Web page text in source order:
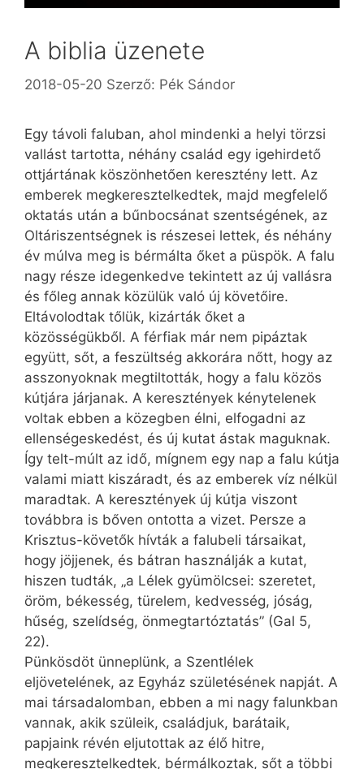
A biblia üzenete
2018-05-20 Szerző: Pék Sándor
Egy távoli faluban, ahol mindenki a helyi törzsi
vallást tartotta, néhány család egy igehirdető
ottjártának köszönhetően keresztény lett. Az
emberek megkeresztelkedtek, majd megfelelő
oktatás után a bűnbocsánat szentségének, az
Oltáriszentségnek is részesei lettek, és néhány
év múlva meg is bérmálta őket a püspök. A falu
nagy része idegenkedve tekintett az új vallásra
és főleg annak közülük való új követőire.
Eltávolodtak tőlük, kizárták őket a
közösségükből. A férfiak már nem pipáztak
együtt, sőt, a feszültség akkorára nőtt, hogy az
asszonyoknak megtiltották, hogy a falu közös
kútjára járjanak. A keresztények kénytelenek
voltak ebben a közegben élni, elfogadni az
ellenségeskedést, és új kutat ástak maguknak.
Így telt-múlt az idő, mígnem egy nap a falu kútja
valami miatt kiszáradt, és az emberek víz nélkül
maradtak. A keresztények új kútja viszont
továbbra is bőven ontotta a vizet. Persze a
Krisztus-követők hívták a falubeli társaikat,
hogy jöjjenek, és bátran használják a kutat,
hiszen tudták, „a Lélek gyümölcsei: szeretet,
öröm, békesség, türelem, kedvesség, jóság,
hűség, szelídség, önmegtartóztatás” (Gal 5,
22).
Pünkösdöt ünneplünk, a Szentlélek
eljövetelének, az Egyház születésének napját. A
mai társadalomban, ebben a mi nagy falunkban
vannak, akik szüleik, családjuk, barátaik,
papjaink révén eljutottak az élő hitre,
megkeresztelkedtek, bérmálkoztak, sőt a többi